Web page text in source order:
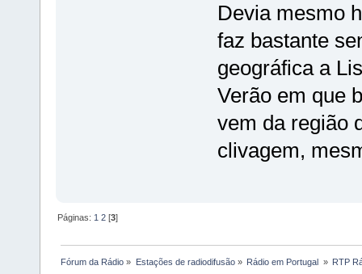
Devia mesmo
faz bastante
geográfica a
Verão em que
vem da região
clivagem,
Páginas: 1 2 [3]
Fórum da Rádio » Estações de radiodifusão» Rádio em Portugal » RTP